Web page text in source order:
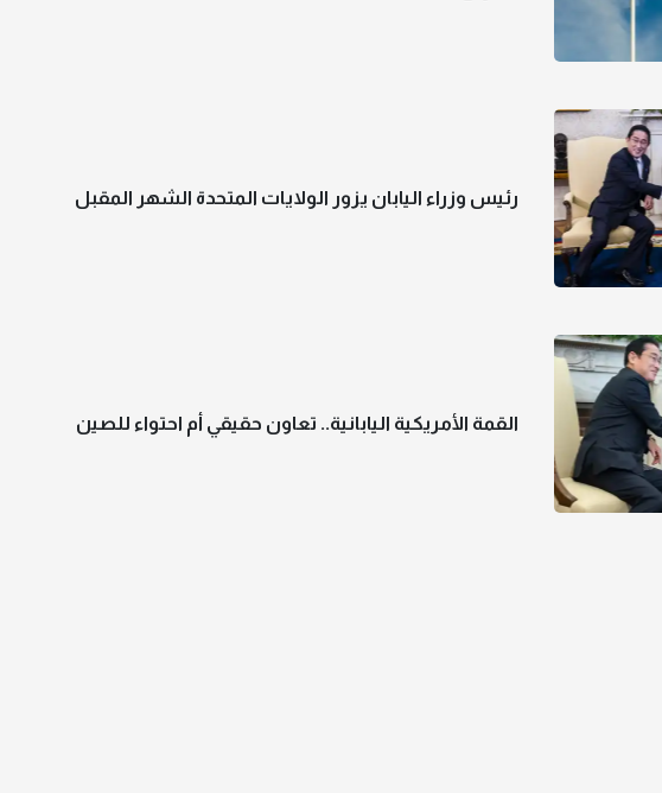
رئيس وزراء اليابان يزور الولايات المتحدة الشهر المقبل
القمة الأمريكية اليابانية.. تعاون حقيقي أم احتواء للصين